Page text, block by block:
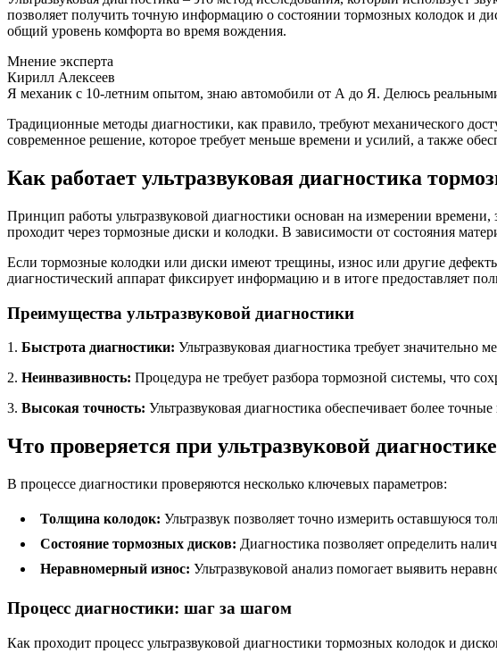
позволяет получить точную информацию о состоянии тормозных колодок и
общий уровень комфорта во время вождения.
Мнение эксперта
Кирилл Алексеев
Я механик с 10-летним опытом, знаю автомобили от А до Я. Делюсь
Традиционные методы диагностики, как правило, требуют механического
современное решение, которое требует меньше времени и усилий, а также
Как работает ультразвуковая диагностика
Принцип работы ультразвуковой диагностики основан на измерении времени,
проходит через тормозные диски и колодки. В зависимости от состояния
Если тормозные колодки или диски имеют трещины, износ или другие
диагностический аппарат фиксирует информацию и в итоге предоставляет
Преимущества ультразвуковой диагностики
1. Быстрота диагностики: Ультразвуковая диагностика требует
2. Неинвазивность: Процедура не требует разбора тормозной системы, что
3. Высокая точность: Ультразвуковая диагностика обеспечивает более
Что проверяется при ультразвуковой
В процессе диагностики проверяются несколько ключевых параметров:
Толщина колодок: Ультразвук позволяет точно измерить оставшуюся
Состояние тормозных дисков: Диагностика позволяет определить
Неравномерный износ: Ультразвуковой анализ помогает выявить
Процесс диагностики: шаг за шагом
Как проходит процесс ультразвуковой диагностики тормозных колодок и